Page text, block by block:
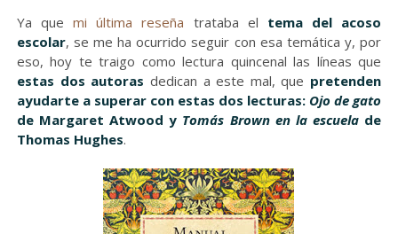
Ya quemi última reseña trataba el tema del acoso
escolar, se me ha ocurrido seguir con esa temática y, por
eso, hoy te traigo como lectura quincenal las líneas que
estas dos autoras dedican a este mal, que pretenden
ayudarte a superar con estas dos lecturas: Ojo de gato
de Margaret Atwood y Tomás Brown en la escuelade
Thomas Hughes.